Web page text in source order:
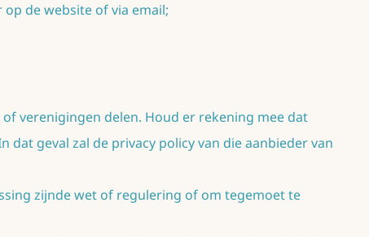
de website of via email;
verenigingen delen. Houd er rekening mee dat
geval zal de privacy policy van die aanbieder van
zijnde wet of regulering of om tegemoet te